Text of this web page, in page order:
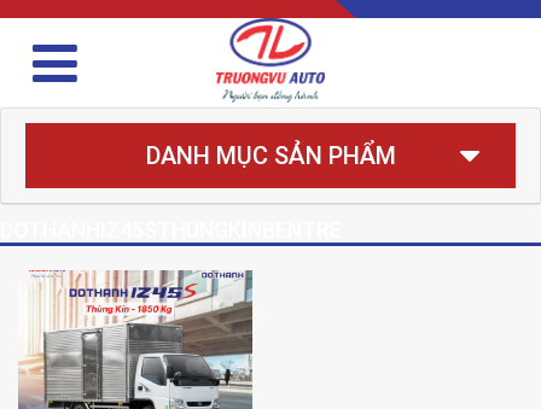
DANH MỤC SẢN PHẨM